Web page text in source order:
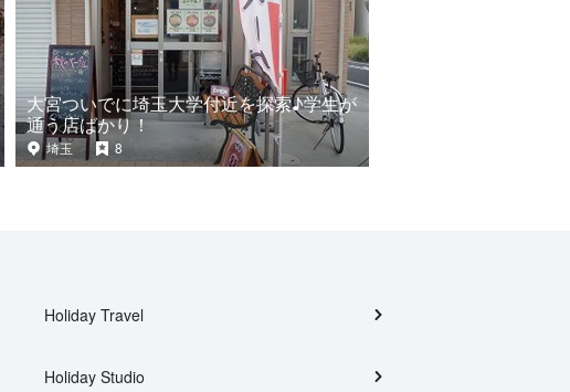
大宮ついでに埼玉大学付近を探索♪学生が
通う店ばかり！
埼玉 8
Holiday Travel
Holiday Studio